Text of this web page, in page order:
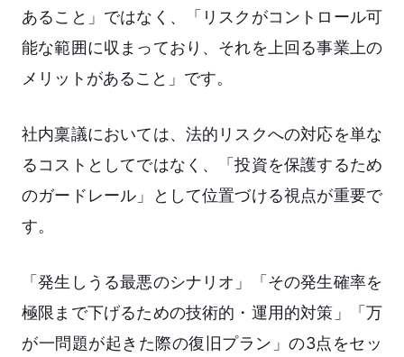
あること」ではなく、「リスクがコントロール可
能な範囲に収まっており、それを上回る事業上の
メリットがあること」です。
社内稟議においては、法的リスクへの対応を単な
るコストとしてではなく、「投資を保護するため
のガードレール」として位置づける視点が重要で
す。
「発生しうる最悪のシナリオ」「その発生確率を
極限まで下げるための技術的・運用的対策」「万
が一問題が起きた際の復旧プラン」の3点をセッ